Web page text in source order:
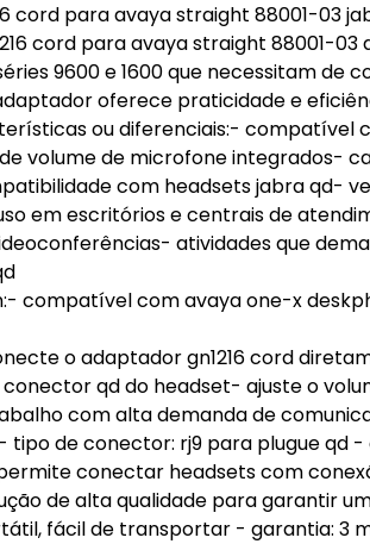
cord para avaya straight 88001-03
cord para avaya straight 88001-
9600 e 1600 que necessitam de
oferece praticidade e
ou diferenciais:- compatível
volume de microfone integrados-
com headsets jabra qd-
em escritórios e centrais de
atividades que
compatível com avaya one-x
o adaptador gn1216 cord
qd do headset- ajuste o
com alta demanda de
tipo de conector: rj9 para plugue qd
conectar headsets com
de alta qualidade para garantir
fácil de transportar - garantia: 3